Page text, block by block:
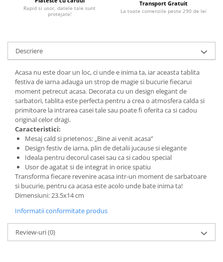
Rapid si usor, datele tale sunt
protejate!
Transport Gratuit
La toate comenzile peste 290 de lei
Descriere
Acasa nu este doar un loc, ci unde e inima ta, iar aceasta tablita
festiva de iarna adauga un strop de magie si bucurie fiecarui
moment petrecut acasa. Decorata cu un design elegant de
sarbatori, tablita este perfecta pentru a crea o atmosfera calda si
primitoare la intrarea casei tale sau poate fi oferita ca si cadou
original celor dragi.
Caracteristici:
Mesaj cald si prietenos: „Bine ai venit acasa”
Design festiv de iarna, plin de detalii jucause si elegante
Ideala pentru decorul casei sau ca si cadou special
Usor de agatat si de integrat in orice spatiu
Transforma fiecare revenire acasa intr-un moment de sarbatoare
si bucurie, pentru ca acasa este acolo unde bate inima ta!
Dimensiuni: 23.5x14 cm
Informatii conformitate produs
Review-uri(0)